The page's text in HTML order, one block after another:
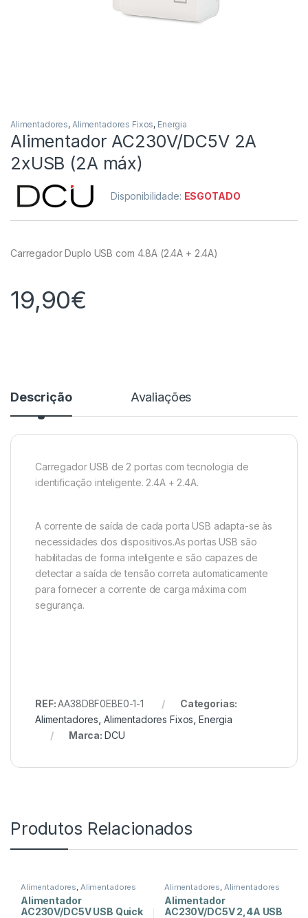
Alimentadores, Alimentadores Fixos, Energia
Alimentador AC230V/DC5V 2A
2xUSB (2A máx)
Disponibilidade: ESGOTADO
Carregador Duplo USB com 4.8A (2.4A + 2.4A)
19,90€
Descrição Avaliações
Carregador USB de 2 portas com tecnologia de
identificação inteligente. 2.4A + 2.4A.
A corrente de saída de cada porta USB adapta-se às
necessidades dos dispositivos.As portas USB são
habilitadas de forma inteligente e são capazes de
detectar a saída de tensão correta automaticamente
para fornecer a corrente de carga máxima com
segurança.
REF:AA38DBF0EBE0-1-1
Categorias:
Alimentadores Alimentadores Fixos Energia
Marca: DCU
Produtos Relacionados
Alimentadores, Alimentadores
Fixos Energia
Alimentador
AC230V/DC5V USB Quick
Alimentadores, Alimentadores
Fixos Energia
Alimentador
AC230V/DC5V 2,4A USB